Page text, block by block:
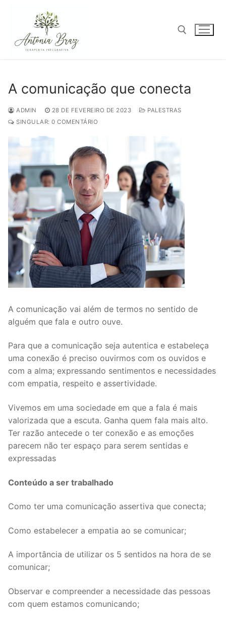
conteúdo
A comunicação que conecta
ADMIN 28 DE FEVEREIRO DE 2023
PALESTRAS
SINGULAR: 0 COMENTÁRIO
A comunicação vai além de termos no sentido de
alguém que fala e outro ouve.
Para que a comunicação seja autentica e estabeleça
uma conexão é preciso ouvirmos com os ouvidos e
com a alma; expressando sentimentos e necessidades
com empatia, respeito e assertividade.
Vivemos em uma sociedade em que a fala é mais
valorizada que a escuta. Ganha quem fala mais alto.
Ter razão antecede o ter conexão e as emoções
parecem não ter espaço para serem sentidas e
expressadas
Conteúdo a ser trabalhado
Como ter uma comunicação assertiva que conecta;
Como estabelecer a empatia ao se comunicar;
A importância de utilizar os 5 sentidos na hora de se
comunicar;
Observar e compreender a necessidade das pessoas
com quem estamos comunicando;